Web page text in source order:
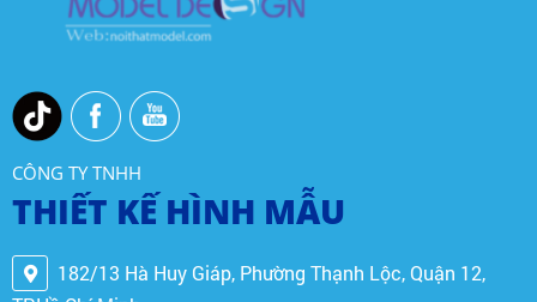
CÔNG TY TNHH
THIẾT KẾ HÌNH MẪU
182/13 Hà Huy Giáp, Phường Thạnh Lộc, Quận 12,